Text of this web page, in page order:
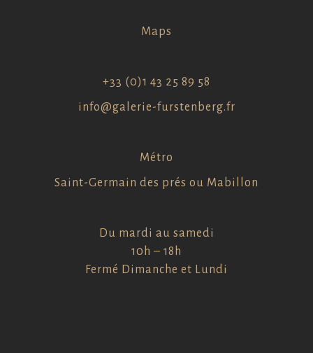
Maps
+33 (0)1 43 25 89 58
info@galerie-furstenberg.fr
Métro
Saint-Germain des prés ou Mabillon
Du mardi au samedi
10h – 18h
Fermé Dimanche et Lundi